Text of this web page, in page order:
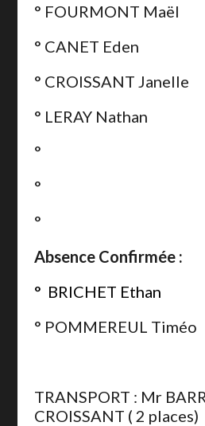
° FOURMONT Maël
° CANET Eden
° CROISSANT Janelle
° LERAY Nathan
°
°
°
Absence Confirmée :
° BRICHET Ethan
° POMMEREUL Timéo
TRANSPORT : Mr
CROISSANT ( 2 places)